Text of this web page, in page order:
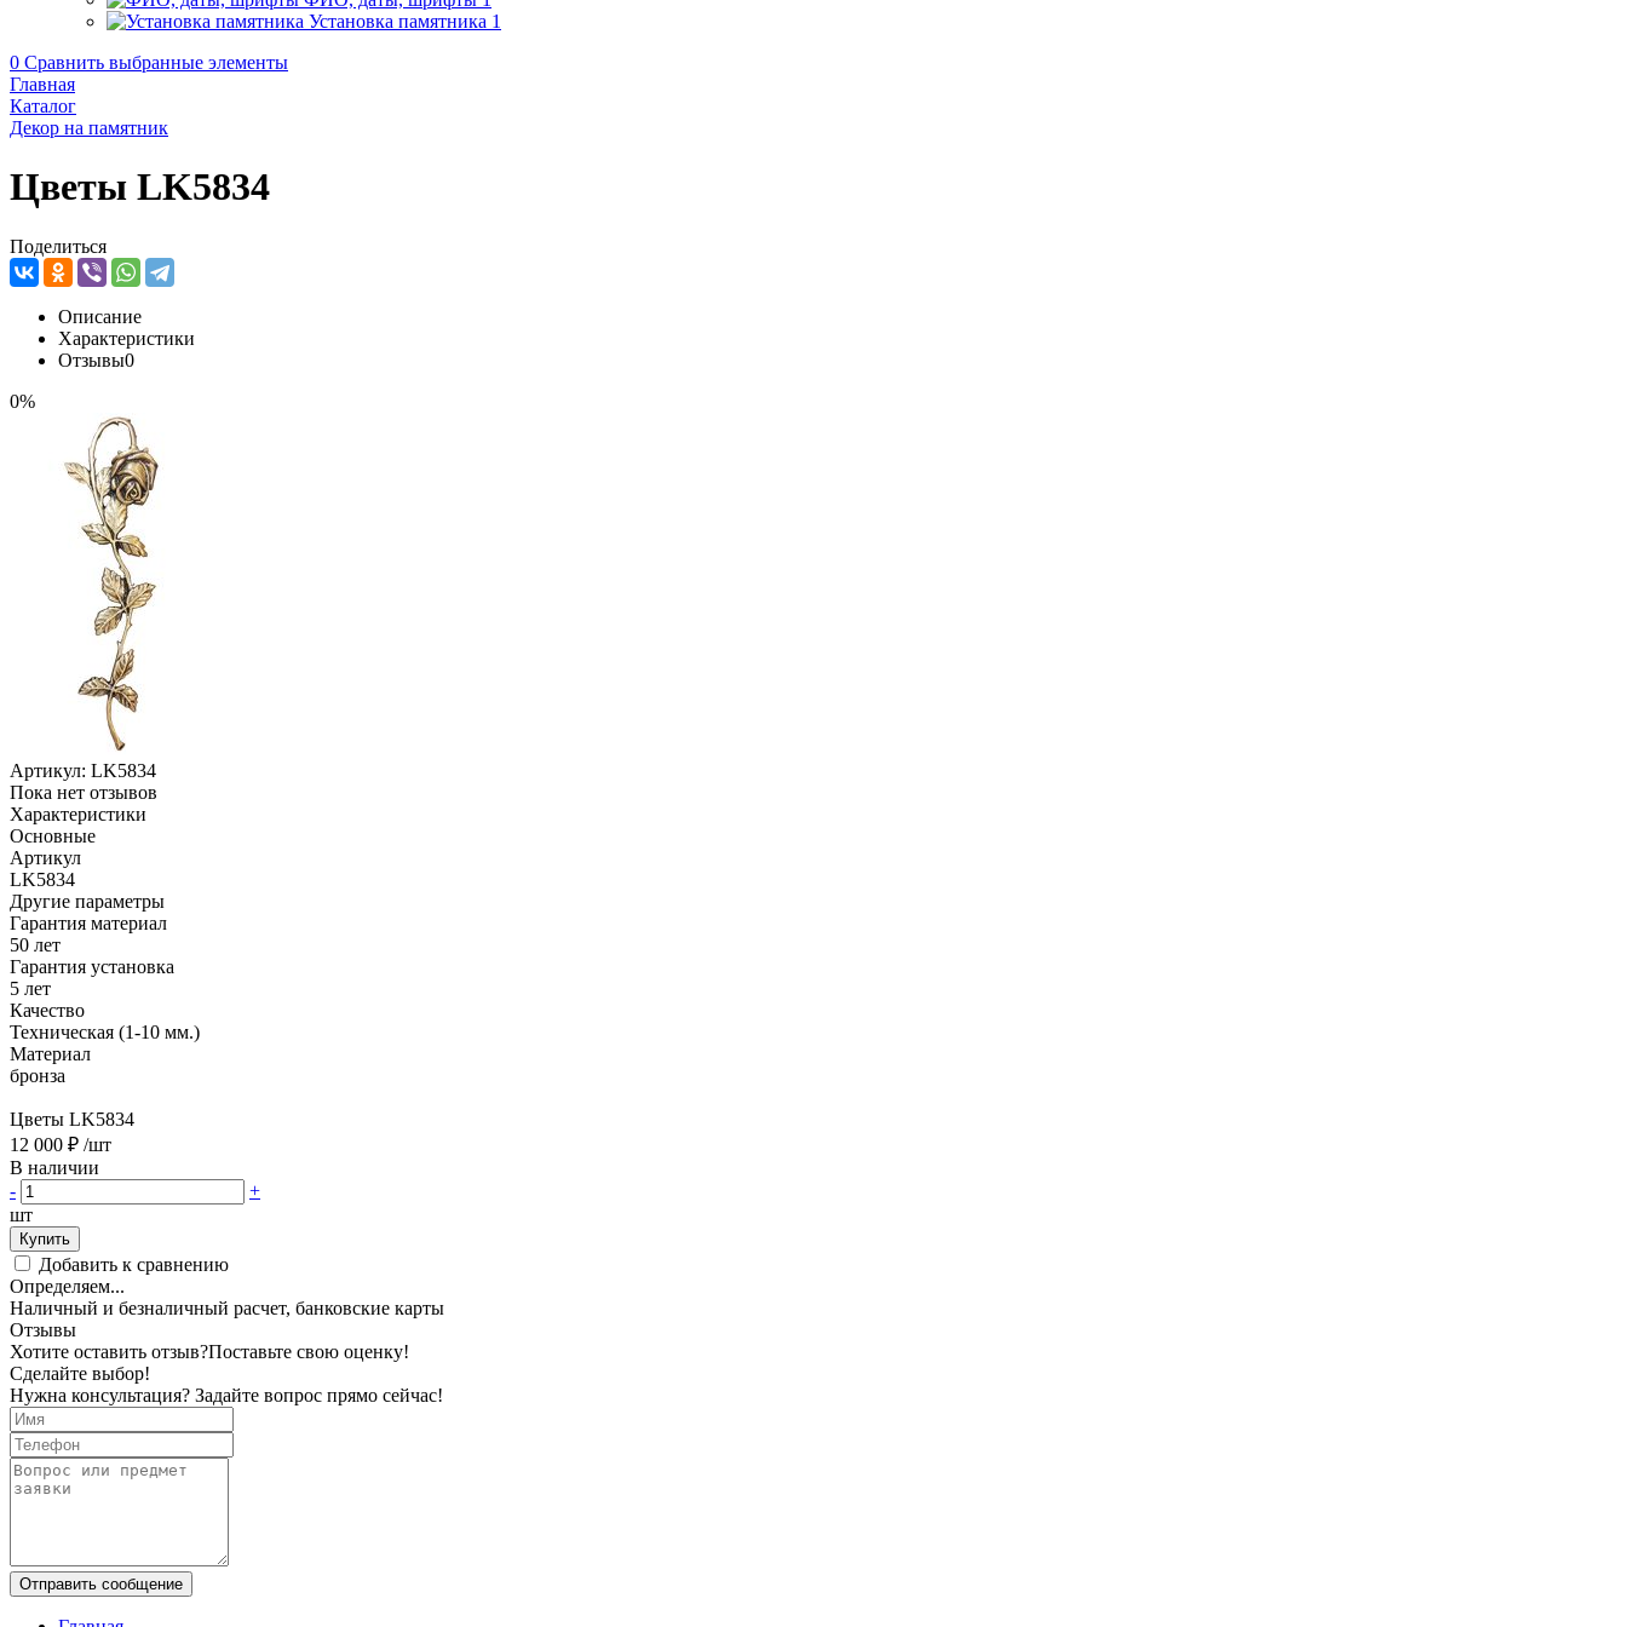
Установка памятника 1
0 Сравнить выбранные элементы
Главная
Каталог
Декор на памятник
Цветы LK5834
Поделиться
Описание
Характеристики
Отзывы0
0%
Артикул: LK5834
Пока нет отзывов
Характеристики
Основные
Артикул
LK5834
Другие параметры
Гарантия материал
50 лет
Гарантия установка
5 лет
Качество
Техническая (1-10 мм.)
Материал
бронза
Цветы LK5834
12 000 ₽ /шт
В наличии
-
+
шт
Купить
Добавить к сравнению
Определяем...
Наличный и безналичный расчет, банковские карты
Отзывы
Хотите оставить отзыв?Поставьте свою оценку!
Сделайте выбор!
Нужна консультация? Задайте вопрос прямо сейчас!
Отправить сообщение